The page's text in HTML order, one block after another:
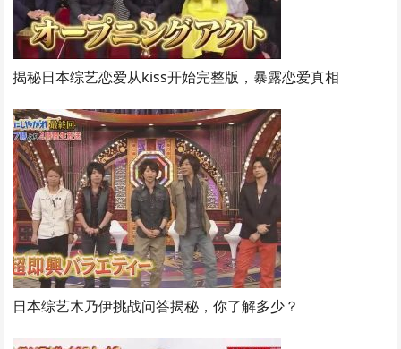
揭秘日本综艺恋爱从kiss开始完整版，暴露恋爱真相
日本综艺木乃伊挑战问答揭秘，你了解多少？